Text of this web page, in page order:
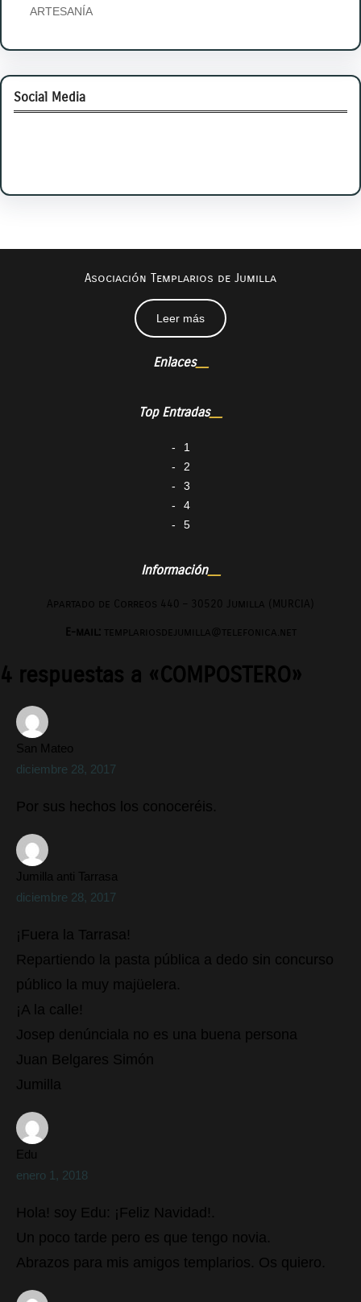
ARTESANÍA
Social Media
Asociación Templarios de Jumilla
Leer más
Enlaces
Top Entradas
1
2
3
4
5
Información
Apartado de Correos 440 – 30520 Jumilla (MURCIA)
E-mail: templariosdejumilla@telefonica.net
4 respuestas a «COMPOSTERO»
San Mateo
diciembre 28, 2017
Por sus hechos los conoceréis.
Jumilla anti Tarrasa
diciembre 28, 2017
¡Fuera la Tarrasa!
Repartiendo la pasta pública a dedo sin concurso
público la muy majüelera.
¡A la calle!
Josep denúnciala no es una buena persona
Juan Belgares Simón
Jumilla
Edu
enero 1, 2018
Hola! soy Edu: ¡Feliz Navidad!.
Un poco tarde pero es que tengo novia.
Abrazos para mis amigos templarios. Os quiero.